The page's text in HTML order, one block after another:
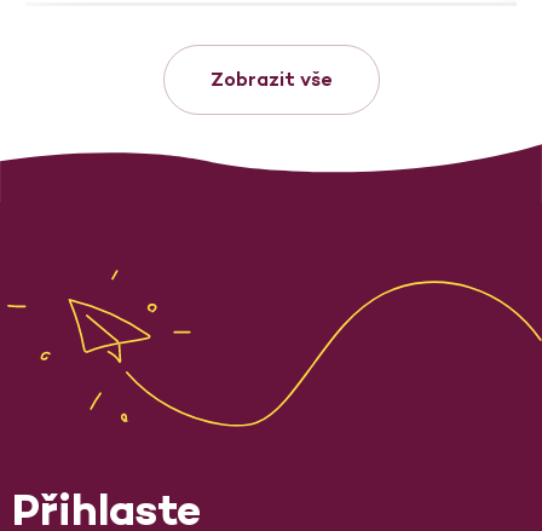
Zobrazit vše
Přihlaste